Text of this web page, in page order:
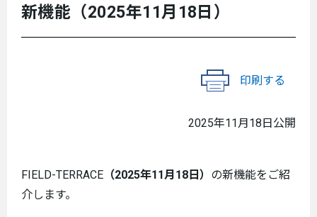
新機能（2025年11月18日）
印刷する
2025年11月18日公開
FIELD-TERRACE （2025年11月18日） の新機能をご紹
介します。